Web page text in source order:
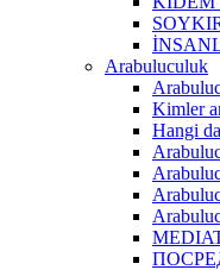
Arabuluculuk
Kimler
Hangi